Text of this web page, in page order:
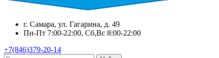
г. Самара, ул. Гагарина, д. 49
Пн-Пт 7:00-22:00, Сб,Вс 8:00-22:00
+7(846)379-20-14